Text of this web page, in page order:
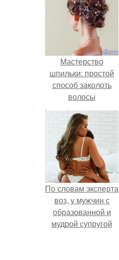
Мастерство
шпильки: простой
способ заколоть
волосы
По словам эксперта
воз, у мужчин с
образованной и
мудрой супругой